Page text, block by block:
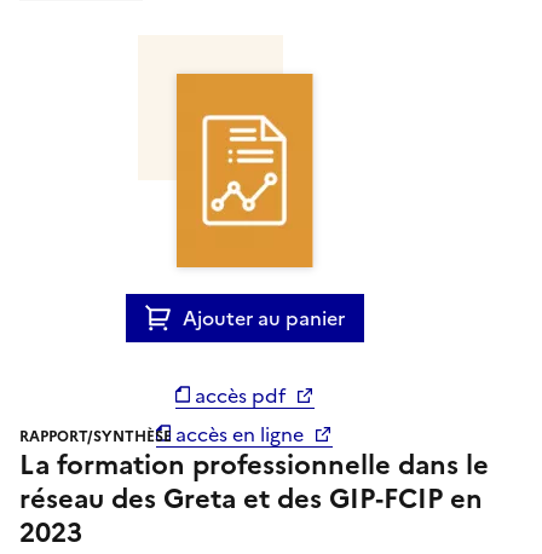
Ajouter au panier
accès pdf
accès en ligne
RAPPORT/SYNTHÈSE
La formation professionnelle dans le
réseau des Greta et des GIP‑FCIP en
2023